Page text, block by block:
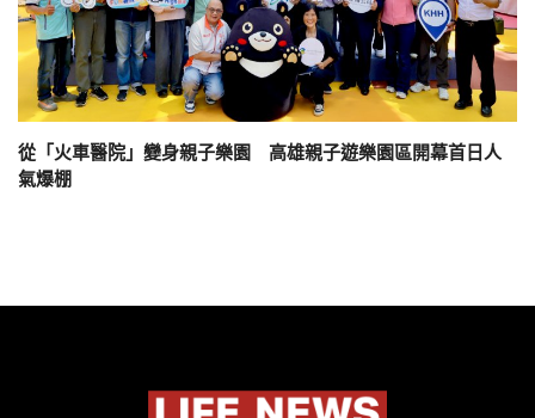
從「火車醫院」變身親子樂園 高雄親子遊樂園區開幕首日人
氣爆棚